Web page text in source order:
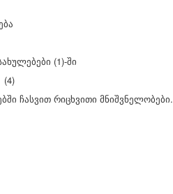
(1)-ში
ჩასვით რიცხვითი მნიშვნელობები.